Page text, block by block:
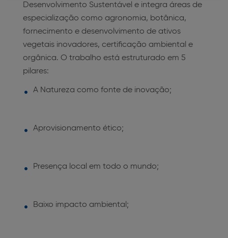
Desenvolvimento Sustentável e integra áreas de
especialização como agronomia, botânica,
fornecimento e desenvolvimento de ativos
vegetais inovadores, certificação ambiental e
orgânica. O trabalho está estruturado em 5
pilares:
A Natureza como fonte de inovação;
Aprovisionamento ético;
Presença local em todo o mundo;
Baixo impacto ambiental;
Somente o essencial